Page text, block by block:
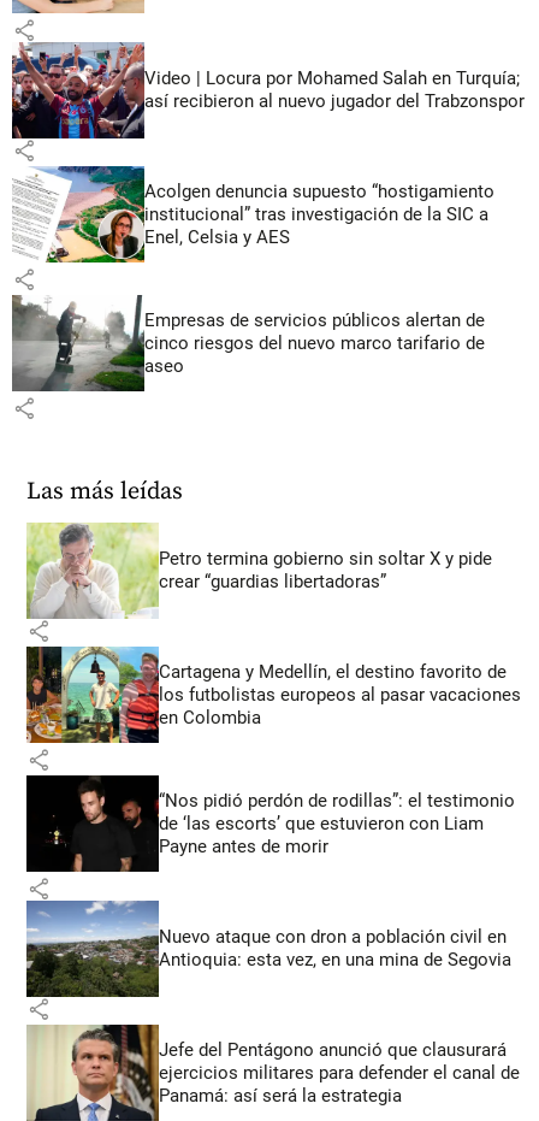
share
Video | Locura por Mohamed Salah en Turquía;
así recibieron al nuevo jugador del Trabzonspor
share
Acolgen denuncia supuesto “hostigamiento
institucional” tras investigación de la SIC a
Enel, Celsia y AES
share
Empresas de servicios públicos alertan de
cinco riesgos del nuevo marco tarifario de
aseo
share
Las más leídas
Petro termina gobierno sin soltar X y pide
crear “guardias libertadoras”
share
Cartagena y Medellín, el destino favorito de
los futbolistas europeos al pasar vacaciones
en Colombia
share
“Nos pidió perdón de rodillas”: el testimonio
de ‘las escorts’ que estuvieron con Liam
Payne antes de morir
share
Nuevo ataque con dron a población civil en
Antioquia: esta vez, en una mina de Segovia
share
Jefe del Pentágono anunció que clausurará
ejercicios militares para defender el canal de
Panamá: así será la estrategia